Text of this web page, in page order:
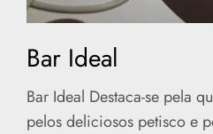
Bar Ideal
Bar Ideal Destaca-se pela
pelos deliciosos petisco e